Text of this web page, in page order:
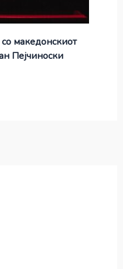
македонскиот
Пејчиноски